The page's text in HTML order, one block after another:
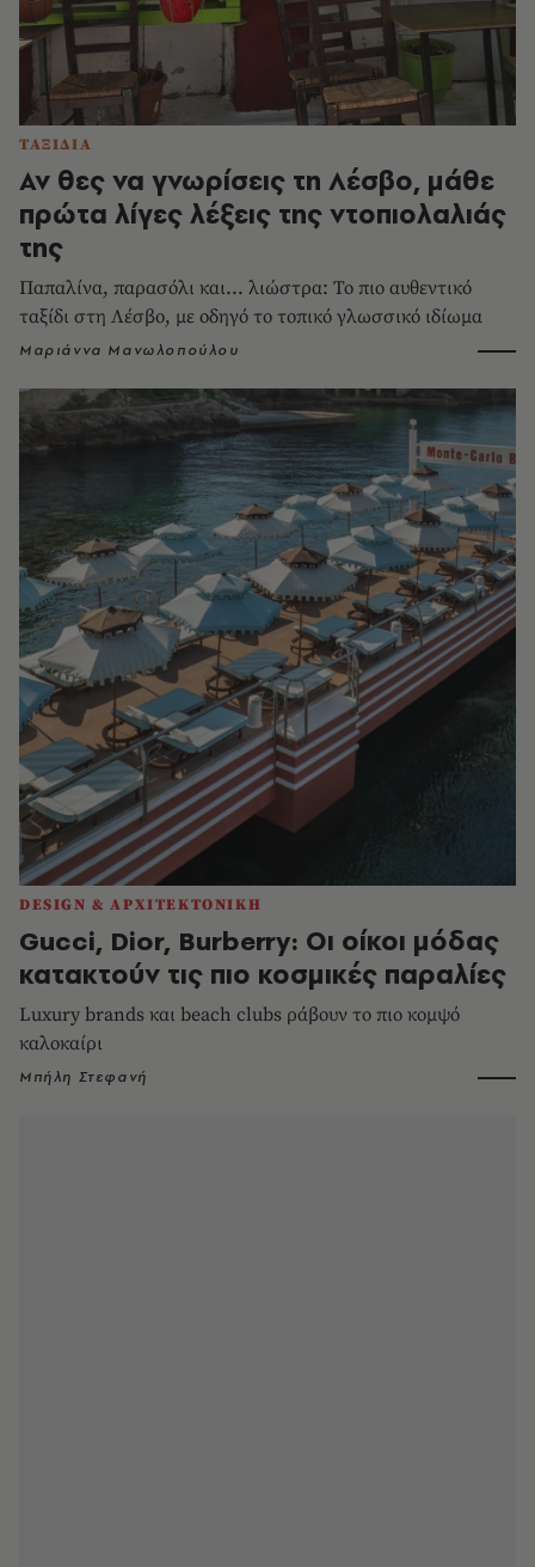
ΤΑΞΙΔΙΑ
Αν θες να γνωρίσεις τη Λέσβο, μάθε
πρώτα λίγες λέξεις της ντοπιολαλιάς
της
Παπαλίνα, παρασόλι και... λιώστρα: Το πιο αυθεντικό
ταξίδι στη Λέσβο, με οδηγό το τοπικό γλωσσικό ιδίωμα
Μαριάννα Μανωλοπούλου
DESIGN & ΑΡΧΙΤΕΚΤΟΝΙΚΗ
Gucci, Dior, Burberry: Οι οίκοι μόδας
κατακτούν τις πιο κοσμικές παραλίες
Luxury brands και beach clubs ράβουν το πιο κομψό
καλοκαίρι
Μπήλη Στεφανή